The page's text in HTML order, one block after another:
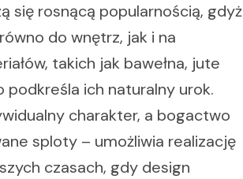
się rosnącą popularnością, gdyż
do wnętrz, jak i na
takich jak bawełna, jute
ich naturalny urok.
charakter, a bogactwo
sploty – umożliwia realizację
czasach, gdy design